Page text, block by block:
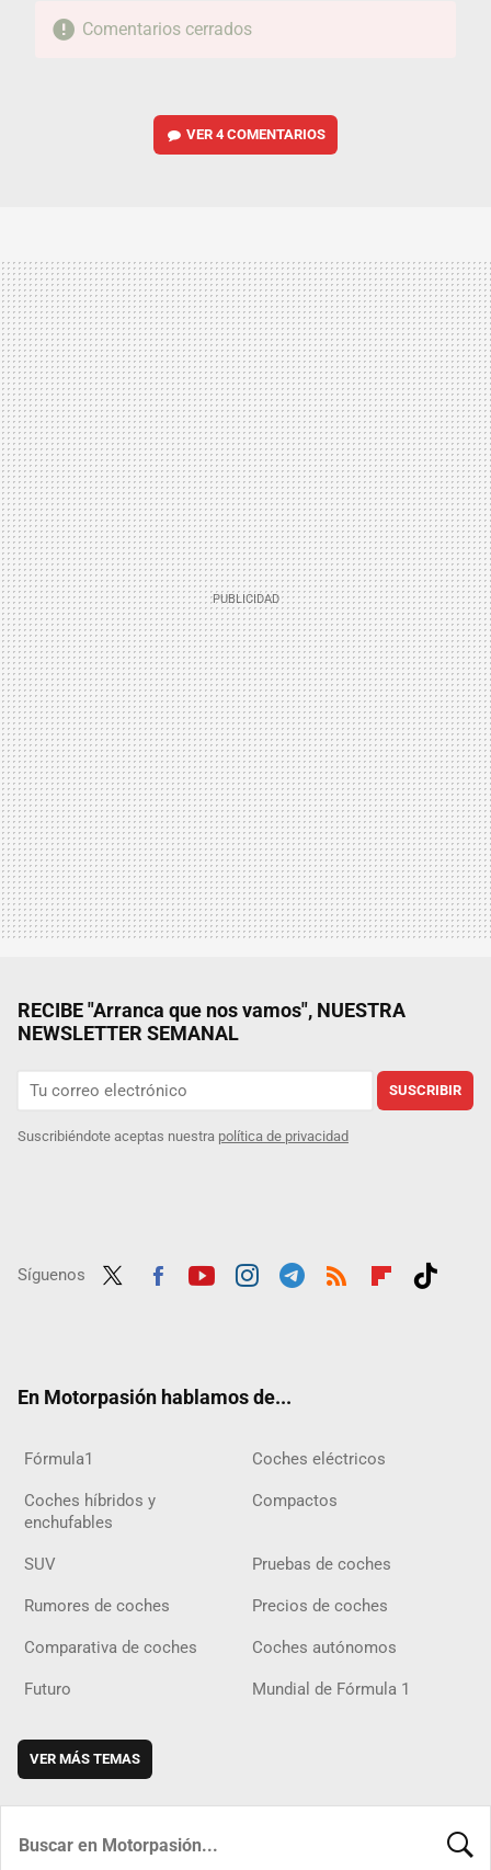
Comentarios cerrados
VER4 COMENTARIOS
RECIBE "Arranca que nos vamos", NUESTRA
NEWSLETTER SEMANAL
SUSCRIBIR
Suscribiéndote aceptas nuestra política de privacidad
Síguenos
En Motorpasión hablamos de...
Fórmula1 Coches eléctricos
Coches híbridos y
enchufables
Compactos
SUV Pruebas de coches
Rumores de coches Precios de coches
Comparativa de coches Coches autónomos
Futuro Mundial de Fórmula 1
VER MÁS TEMAS